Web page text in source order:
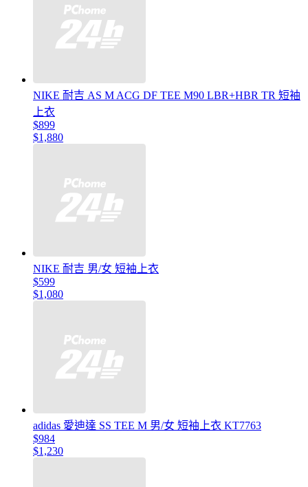
NIKE 耐吉 AS M ACG DF TEE M90 LBR+HBR TR 短袖
上衣
$899
$1,880
NIKE 耐吉 男/女 短袖上衣
$599
$1,080
adidas 愛迪達 SS TEE M 男/女 短袖上衣 KT7763
$984
$1,230